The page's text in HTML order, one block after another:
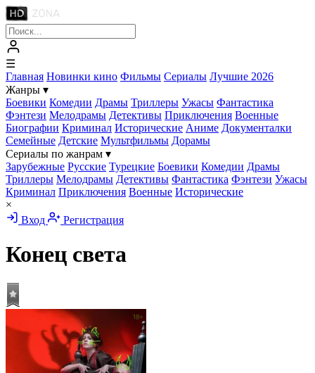
☰
Главная Новинки кино Фильмы Сериалы Лучшие 2026
Жанры ▾
Боевики Комедии Драмы Триллеры Ужасы Фантастика
Фэнтези Мелодрамы Детективы Приключения Военные
Биографии Криминал Исторические Аниме Документалки
Семейные Детские Мультфильмы Дорамы
Сериалы по жанрам ▾
Зарубежные Русские Турецкие Боевики Комедии Драмы
Триллеры Мелодрамы Детективы Фантастика Фэнтези Ужасы
Криминал Приключения Военные Исторические
×
Вход
Регистрация
Конец света